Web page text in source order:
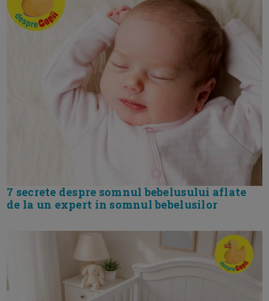
7 secrete despre somnul bebelusului aflate
de la un expert in somnul bebelusilor